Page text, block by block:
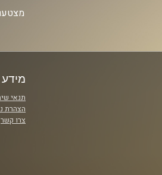
מידע
תנאי
הצהרת
צרו קשר